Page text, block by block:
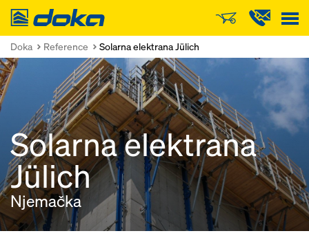
Doka
Doka Reference Solarna elektrana Jülich
Solarna elektrana
Jülich
Njemačka